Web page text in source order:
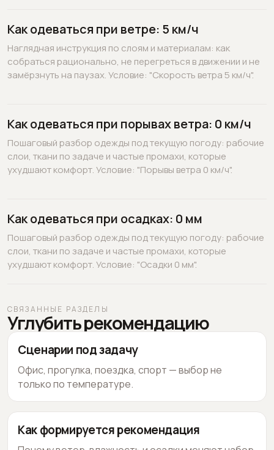
Как одеваться при ветре: 5 км/ч
Наглядная инструкция по слоям и материалам: как
собраться рационально, не перегреться в движении и не
замёрзнуть на паузах. Условие: "Скорость ветра 5 км/ч".
Как одеваться при порывах ветра: 0 км/ч
Пошаговый разбор одежды под текущую погоду: рабочие
слои, ткани по задаче и частые промахи, которые
ухудшают комфорт. Условие: "Порывы ветра 0 км/ч".
Как одеваться при осадках: 0 мм
Пошаговый разбор одежды под текущую погоду: рабочие
слои, ткани по задаче и частые промахи, которые
ухудшают комфорт. Условие: "Осадки 0 мм".
СВЯЗАННЫЕ РАЗДЕЛЫ
Углубить рекомендацию
Сценарии под задачу
Офис, прогулка, поездка, спорт — выбор не
только по температуре.
Как формируется рекомендация